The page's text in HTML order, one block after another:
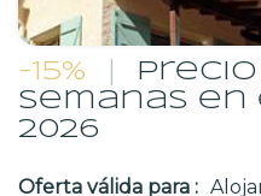
-15%
semanas
2026
Oferta válida para :